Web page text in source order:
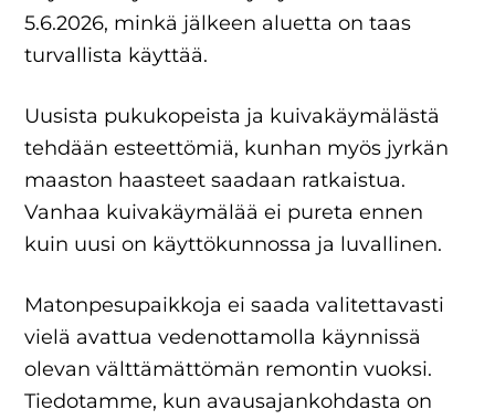
5.6.2026, minkä jälkeen aluetta on taas
turvallista käyttää.
Uusista pukukopeista ja kuivakäymälästä
tehdään esteettömiä, kunhan myös jyrkän
maaston haasteet saadaan ratkaistua.
Vanhaa kuivakäymälää ei pureta ennen
kuin uusi on käyttökunnossa ja luvallinen.
Matonpesupaikkoja ei saada valitettavasti
vielä avattua vedenottamolla käynnissä
olevan välttämättömän remontin vuoksi.
Tiedotamme, kun avausajankohdasta on